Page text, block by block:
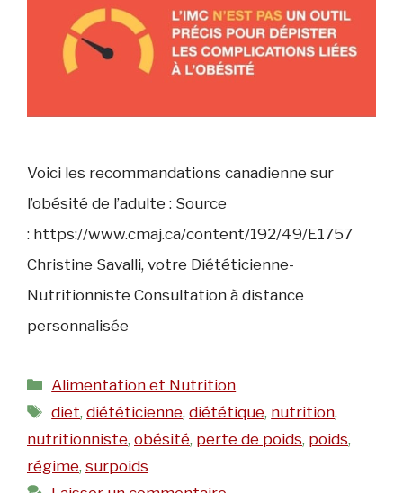
Voici les recommandations canadienne sur
l’obésité de l’adulte : Source
: https://www.cmaj.ca/content/192/49/E1757
Christine Savalli, votre Diététicienne-
Nutritionniste Consultation à distance
personnalisée
Catégories
Alimentation et Nutrition
Étiquettes
diet,diététicienne,diététique, nutrition,
nutritionniste, obésité, perte de poids, poids,
régime, surpoids